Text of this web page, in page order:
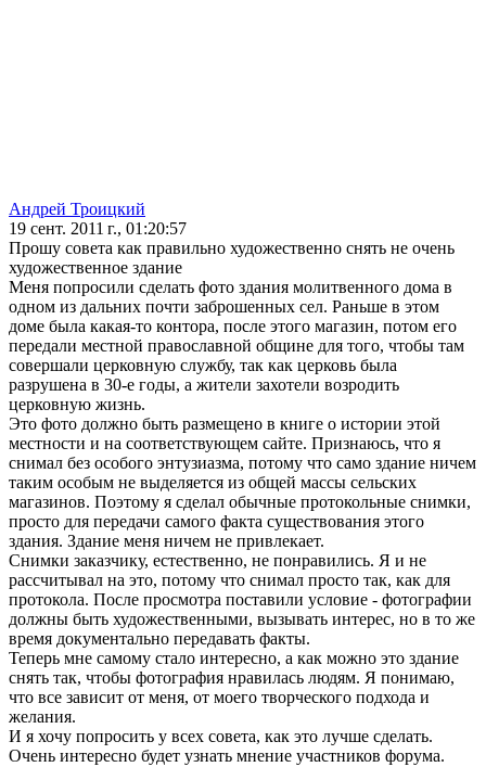
Андрей Троицкий
19 сент. 2011 г., 01:20:57
Прошу совета как правильно художественно снять не очень
художественное здание
Меня попросили сделать фото здания молитвенного дома в
одном из дальних почти заброшенных сел. Раньше в этом
доме была какая-то контора, после этого магазин, потом его
передали местной православной общине для того, чтобы там
совершали церковную службу, так как церковь была
разрушена в 30-е годы, а жители захотели возродить
церковную жизнь.
Это фото должно быть размещено в книге о истории этой
местности и на соответствующем сайте. Признаюсь, что я
снимал без особого энтузиазма, потому что само здание ничем
таким особым не выделяется из общей массы сельских
магазинов. Поэтому я сделал обычные протокольные снимки,
просто для передачи самого факта существования этого
здания. Здание меня ничем не привлекает.
Снимки заказчику, естественно, не понравились. Я и не
рассчитывал на это, потому что снимал просто так, как для
протокола. После просмотра поставили условие - фотографии
должны быть художественными, вызывать интерес, но в то же
время документально передавать факты.
Теперь мне самому стало интересно, а как можно это здание
снять так, чтобы фотография нравилась людям. Я понимаю,
что все зависит от меня, от моего творческого подхода и
желания.
И я хочу попросить у всех совета, как это лучше сделать.
Очень интересно будет узнать мнение участников форума.